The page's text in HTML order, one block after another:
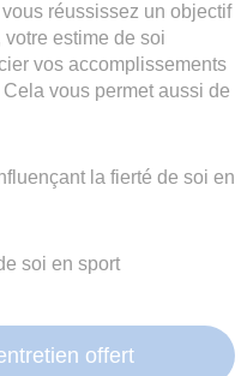
réussissez un objectif
estime de soi
vos accomplissements
vous permet aussi de
la fierté de soi en
soi en sport
offert